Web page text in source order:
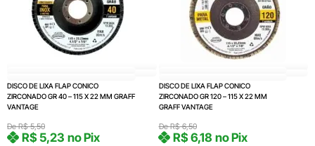
DISCO DE LIXA FLAP CONICO
ZIRCONADO GR 40 – 115 X 22 MM GRAFF
VANTAGE
DeR$5,50
R$5,23 no Pix
DISCO DE LIXA FLAP CONICO
ZIRCONADO GR 120 – 115 X 22 MM
GRAFF VANTAGE
DeR$6,50
R$6,18 no Pix